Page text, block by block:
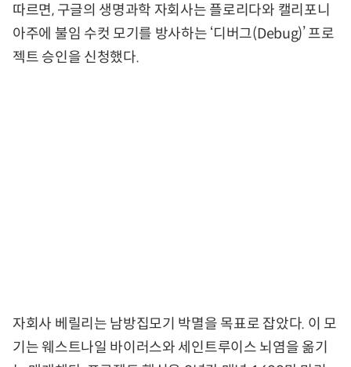
따르면, 구글의 생명과학 자회사는 플로리다와 캘리포니
아주에 불임 수컷 모기를 방사하는 ‘디버그(Debug)’ 프로
젝트 승인을 신청했다.
자회사 베릴리는 남방집모기 박멸을 목표로 잡았다. 이 모
기는 웨스트나일 바이러스와 세인트루이스 뇌염을 옮기